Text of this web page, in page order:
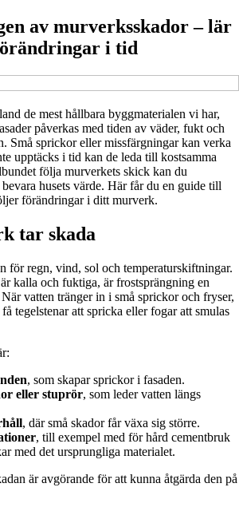
av murverksskador – lär
i tid
de mest hållbara byggmaterialen vi har,
påverkas med tiden av väder, fukt och
Små sprickor eller missfärgningar kan verka
upptäcks i tid kan de leda till kostsamma
följa murverkets skick kan du
husets värde. Här får du en guide till
förändringar i ditt murverk.
tar skada
för regn, vind, sol och temperaturskiftningar.
kalla och fuktiga, är frostsprängning en
vatten tränger in i små sprickor och fryser,
tegelstenar att spricka eller fogar att smulas
, som skapar sprickor i fasaden.
eller stuprör, som leder vatten längs
, där små skador får växa sig större.
, till exempel med för hård cementbruk
med det ursprungliga materialet.
är avgörande för att kunna åtgärda den på